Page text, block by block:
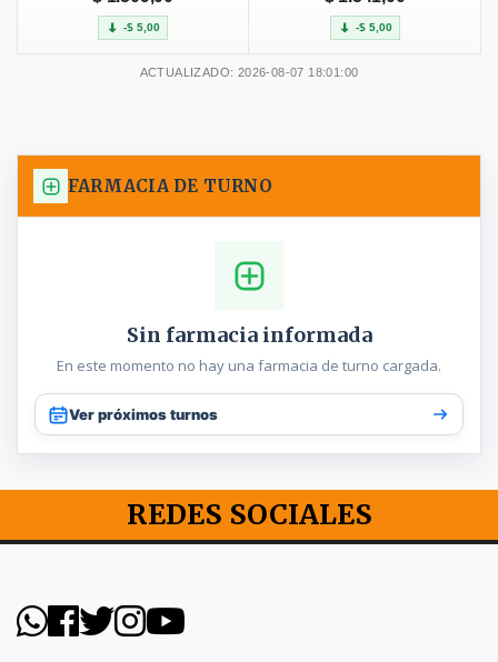
-$ 5,00 -$ 5,00
ACTUALIZADO: 2026-08-07 18:01:00
FARMACIA DE TURNO
Sin farmacia informada
En este momento no hay una farmacia de turno cargada.
Ver próximos turnos
REDES SOCIALES